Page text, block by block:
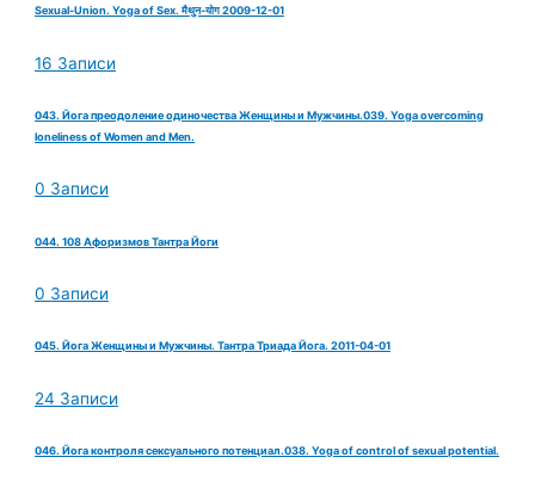
Sexual-Union. Yoga of Sex. मैथुन-योग 2009-12-01
16 Записи
043. Йога преодоление одиночества Женщины и Мужчины.039. Yoga overcoming
loneliness of Women and Men.
0 Записи
044. 108 Афоризмов Тантра Йоги
0 Записи
045. Йога Женщины и Мужчины. Тантра Триада Йога. 2011-04-01
24 Записи
046. Йога контроля сексуального потенциал.038. Yoga of control of sexual potential.